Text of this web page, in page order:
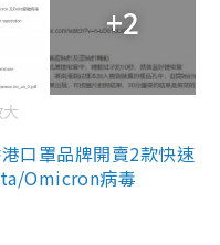
+2
口罩品牌開賣2款快速
Omicron病毒